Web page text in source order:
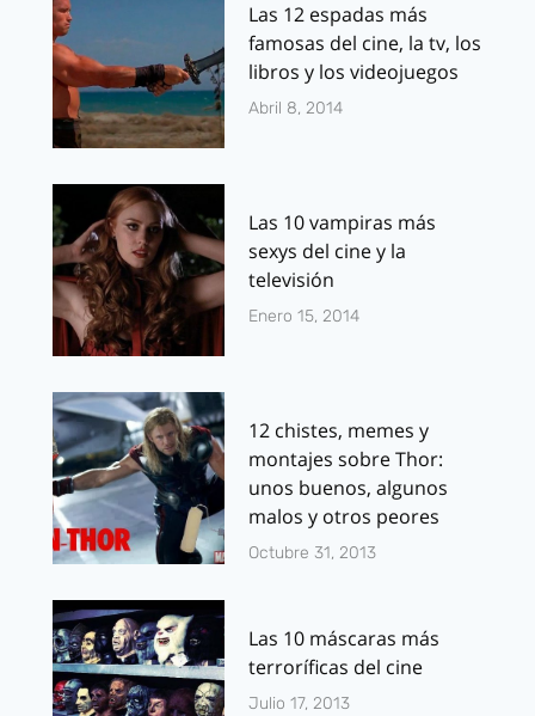
Las 12 espadas más
famosas del cine, la tv, los
libros y los videojuegos
Abril 8, 2014
Las 10 vampiras más
sexys del cine y la
televisión
Enero 15, 2014
12 chistes, memes y
montajes sobre Thor:
unos buenos, algunos
malos y otros peores
Octubre 31, 2013
Las 10 máscaras más
terroríficas del cine
Julio 17, 2013